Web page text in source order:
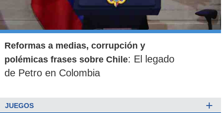
Reformas a medias, corrupción y
polémicas frases sobre Chile: El legado
de Petro en Colombia
JUEGOS +